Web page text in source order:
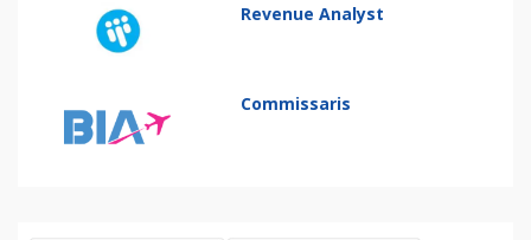
Revenue Analyst
Commissaris